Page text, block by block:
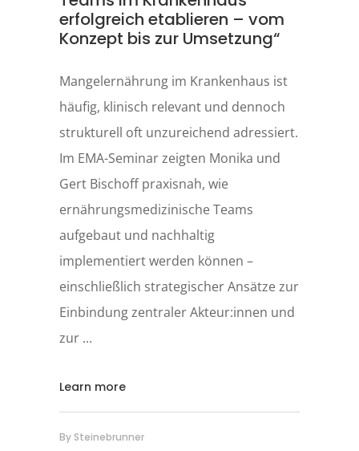
erfolgreich etablieren – vom
Konzept bis zur Umsetzung“
Mangelernährung im Krankenhaus ist
häufig, klinisch relevant und dennoch
strukturell oft unzureichend adressiert.
Im EMA-Seminar zeigten Monika und
Gert Bischoff praxisnah, wie
ernährungsmedizinische Teams
aufgebaut und nachhaltig
implementiert werden können –
einschließlich strategischer Ansätze zur
Einbindung zentraler Akteur:innen und
zur
Learn more
By Steinebrunner